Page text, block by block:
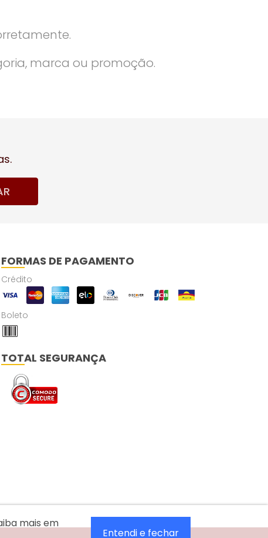
marca ou promoção.
FORMAS DE PAGAMENTO
Crédito
Boleto
TOTAL SEGURANÇA
mais em
Entendi e fechar